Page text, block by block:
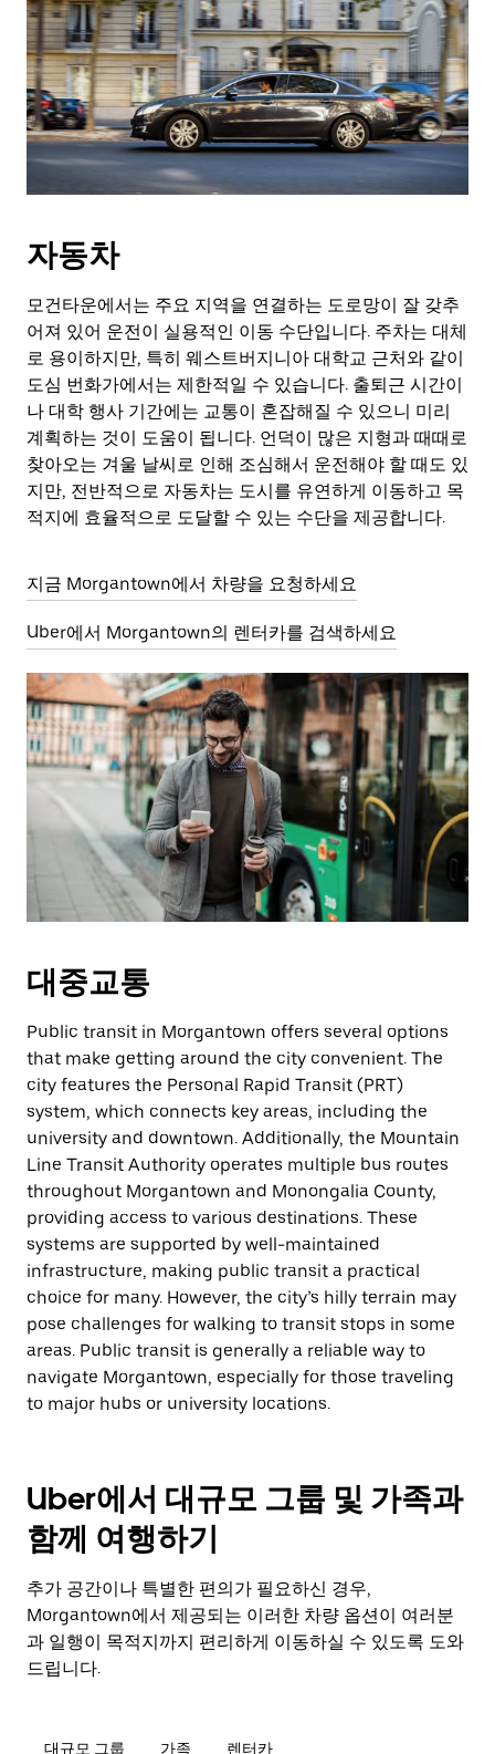
자동차
모건타운에서는 주요 지역을 연결하는 도로망이 잘 갖추
어져 있어 운전이 실용적인 이동 수단입니다. 주차는 대체
로 용이하지만, 특히 웨스트버지니아 대학교 근처와 같이
도심 번화가에서는 제한적일 수 있습니다. 출퇴근 시간이
나 대학 행사 기간에는 교통이 혼잡해질 수 있으니 미리
계획하는 것이 도움이 됩니다. 언덕이 많은 지형과 때때로
찾아오는 겨울 날씨로 인해 조심해서 운전해야 할 때도 있
지만, 전반적으로 자동차는 도시를 유연하게 이동하고 목
적지에 효율적으로 도달할 수 있는 수단을 제공합니다.
지금 Morgantown에서 차량을 요청하세요
Uber에서 Morgantown의 렌터카를 검색하세요
대중교통
Public transit in Morgantown offers several options
that make getting around the city convenient. The
city features the Personal Rapid Transit (PRT)
system, which connects key areas, including the
university and downtown. Additionally, the Mountain
Line Transit Authority operates multiple bus routes
throughout Morgantown and Monongalia County,
providing access to various destinations. These
systems are supported by well-maintained
infrastructure, making public transit a practical
choice for many. However, the city’s hilly terrain may
pose challenges for walking to transit stops in some
areas. Public transit is generally a reliable way to
navigate Morgantown, especially for those traveling
to major hubs or university locations.
Uber에서 대규모 그룹 및 가족과
함께 여행하기
추가 공간이나 특별한 편의가 필요하신 경우,
Morgantown에서 제공되는 이러한 차량 옵션이 여러분
과 일행이 목적지까지 편리하게 이동하실 수 있도록 도와
드립니다.
대규모 그룹 가족 렌터카